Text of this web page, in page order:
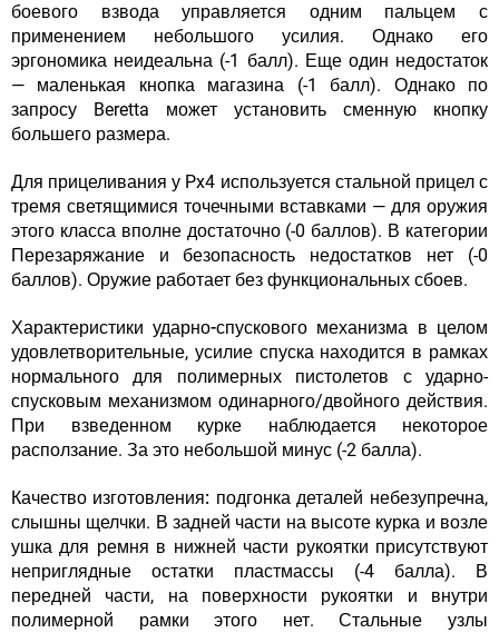
боевого взвода управляется одним пальцем с
применением небольшого усилия. Однако его
эргономика неидеальна (-1 балл). Еще один недостаток
— маленькая кнопка магазина (-1 балл). Однако по
запросу Beretta может установить сменную кнопку
большего размера.
Для прицеливания у Px4 используется стальной прицел с
тремя светящимися точечными вставками — для оружия
этого класса вполне достаточно (-0 баллов). В категории
Перезаряжание и безопасность недостатков нет (-0
баллов). Оружие работает без функциональных сбоев.
Характеристики ударно-спускового механизма в целом
удовлетворительные, усилие спуска находится в рамках
нормального для полимерных пистолетов с ударно-
спусковым механизмом одинарного/двойного действия.
При взведенном курке наблюдается некоторое
расползание. За это небольшой минус (-2 балла).
Качество изготовления: подгонка деталей небезупречна,
слышны щелчки. В задней части на высоте курка и возле
ушка для ремня в нижней части рукоятки присутствуют
неприглядные остатки пластмассы (-4 балла). В
передней части, на поверхности рукоятки и внутри
полимерной рамки этого нет. Стальные узлы